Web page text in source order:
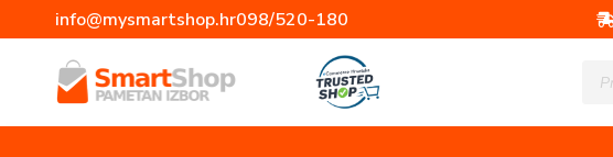
info@mysmartshop.hr098/520-180